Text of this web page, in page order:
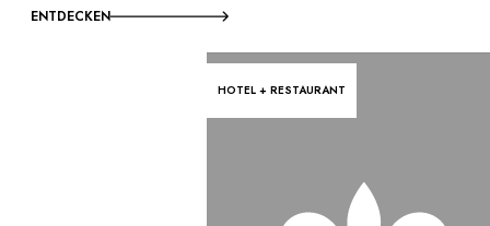
ENTDECKEN
HOTEL + RESTAURANT